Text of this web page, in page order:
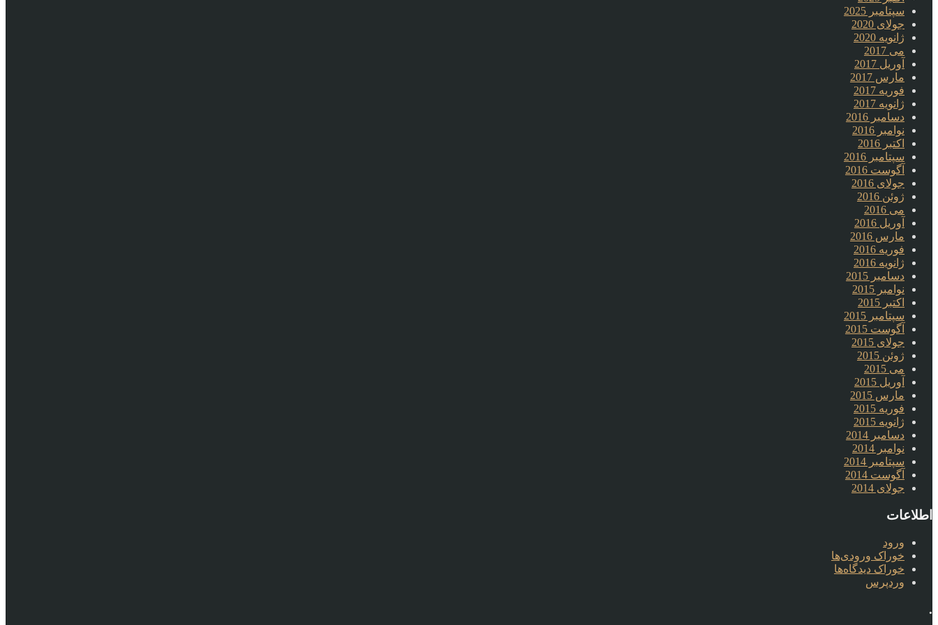
سپتامبر 2025
جولای 2020
ژانویه 2020
می 2017
آوریل 2017
مارس 2017
فوریه 2017
ژانویه 2017
دسامبر 2016
نوامبر 2016
اکتبر 2016
سپتامبر 2016
آگوست 2016
جولای 2016
ژوئن 2016
می 2016
آوریل 2016
مارس 2016
فوریه 2016
ژانویه 2016
دسامبر 2015
نوامبر 2015
اکتبر 2015
سپتامبر 2015
آگوست 2015
جولای 2015
ژوئن 2015
می 2015
آوریل 2015
مارس 2015
فوریه 2015
ژانویه 2015
دسامبر 2014
نوامبر 2014
سپتامبر 2014
آگوست 2014
جولای 2014
اطلاعات
ورود
خوراک ورودی‌ها
خوراک دیدگاه‌ها
وردپرس
.